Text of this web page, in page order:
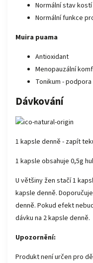
Normální stav
Normální funkce
Muira puama
Antioxidant
Menopauzální
Tonikum -
Dávkování
1 kapsle denně - zapít
1 kapsle obsahuje 0,5g
U většiny žen stačí 1
kapsle denně.
denně. Pokud efekt
dávku na 2 kapsle denně.
Upozornění:
Produkt není určen pro